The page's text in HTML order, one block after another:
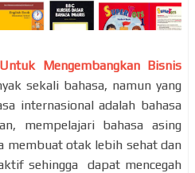
Mengembangkan Bisnis
sekali bahasa, namun yang
internasional adalah bahasa
mempelajari bahasa asing
membuat otak lebih sehat dan
sehingga dapat mencegah